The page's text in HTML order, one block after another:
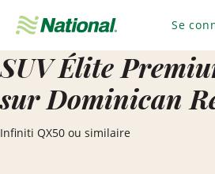
navigation
Se
SUV Élite
sur Dominican
Infiniti QX50 ou similaire